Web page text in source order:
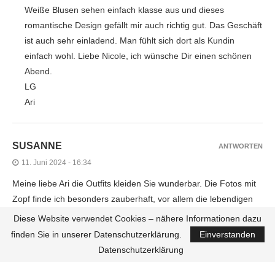
Weiße Blusen sehen einfach klasse aus und dieses
romantische Design gefällt mir auch richtig gut. Das Geschäft
ist auch sehr einladend. Man fühlt sich dort als Kundin
einfach wohl. Liebe Nicole, ich wünsche Dir einen schönen
Abend.
LG
Ari
SUSANNE
11. Juni 2024 - 16:34
Meine liebe Ari die Outfits kleiden Sie wunderbar. Die Fotos mit
Zopf finde ich besonders zauberhaft, vor allem die lebendigen
Bilder mit dem roten Sweatshirt. Das Geschäft lädt zu einem
Besuch ein und der Lebenslauf von Anja ist beeindruckend.
Nachhaltige Mode muss unterstützt werden. Danke für Ihren
ANTWORTEN
Diese Website verwendet Cookies – nähere Informationen dazu
finden Sie in unserer Datenschutzerklärung.
Einverstanden
Datenschutzerklärung